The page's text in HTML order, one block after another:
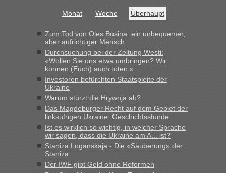
Grenzübergang zwischen Polen und der Ukraine geht es am
„Bin am Montag 15.6.26 um 8 Uhr in Urgyniw ausgereist,
das erste Mal an einem Montagmorgen ca. 15 Fahrzeuge
vor mir, bin sonst der Erste oder Zweite, egal, nach ca 20
Minuten wurde dann die nächste Welle...“
Berichte und Reisetipps • Re: An welchem
Grenzübergang zwischen Polen und der Ukraine geht es am
schnellsten?
„Derzeit, ist es überall sehr voll an den Grenzen Ukraine/
Polen. Zb. Krakovets 100 PKW ca. 10 h Wartezeit. Wollen
Montag rüber, versuchen es sehr früh.“
Monat Woche Überhaupt
Zum Tod von Oles Busina: ein unbequemer,
aber aufrichtiger Mensch
Durchsuchung bei der Zeitung Westi:
«Wollen Sie uns etwa umbringen? Wir
können (Euch) auch töten.»
Investoren befürchten Staatspleite der
Ukraine
Warum stürzt die Hrywnja ab?
Das Magdeburger Recht auf dem Gebiet der
linksufrigen Ukraine: Geschichtsstunde
Ist es wirklich so wichtig, in welcher Sprache
wir sagen, dass die Ukraine am A... ist?
Staniza Luganskaja - Die «Säuberung» der
Staniza
Der IWF gibt Geld ohne Reformen